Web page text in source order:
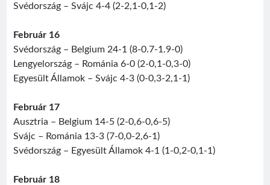
Visit Sântimbru Băi egy székely nagyközség múltjából
Friss bejegyzések
Sofian Iosif
Texe István
Jégországban
Svédország – Svájc 4-4 (2-2,1-0,1-2)
Február 16
Svédország – Belgium 24-1 (8-0.7-1.9-0)
Lengyelország – Románia 6-0 (2-0,1-0,3-0)
Egyesült Államok – Svájc 4-3 (0-0,3-2,1-1)
Február 17
Ausztria – Belgium 14-5 (2-0,6-0,6-5)
Svájc – Románia 13-3 (7-0,0-2,6-1)
Svédország – Egyesült Államok 4-1 (1-0,2-0,1-1)
Február 18